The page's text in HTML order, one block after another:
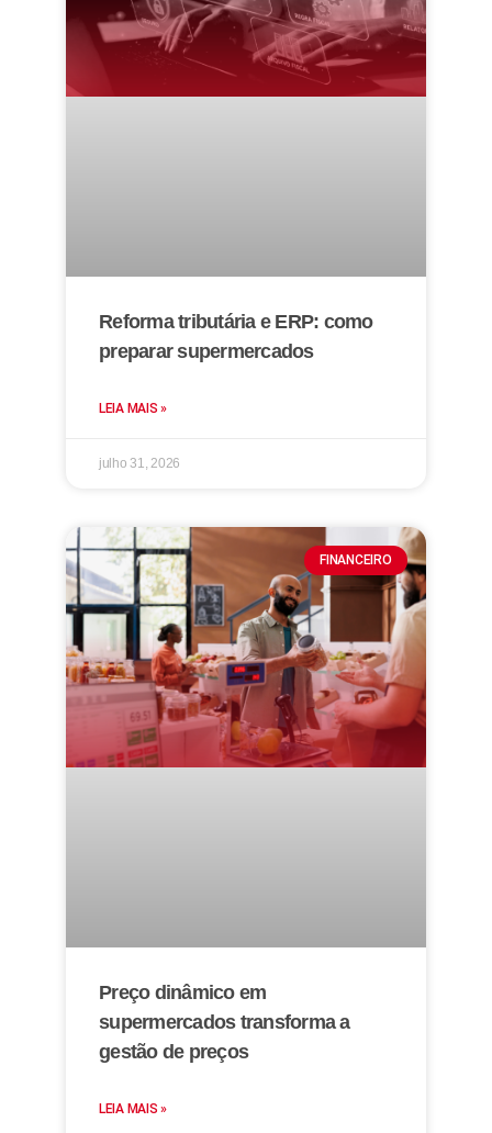
Reforma tributária e ERP: como
preparar supermercados
LEIA MAIS »
julho 31, 2026
FINANCEIRO
Preço dinâmico em
supermercados transforma a
gestão de preços
LEIA MAIS »